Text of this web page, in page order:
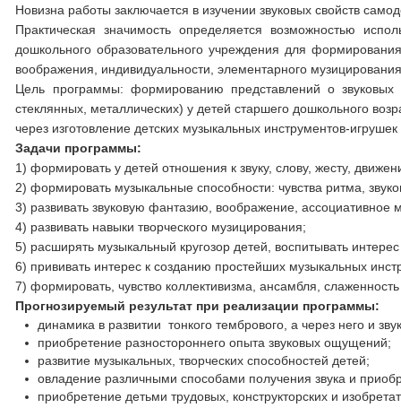
Новизна работы заключается в изучении звуковых свойств
Практическая значимость определяется возможностью
дошкольного образовательного учреждения для
воображения, индивидуальности, элементарного
Цель программы: формированию представлений о
стеклянных, металлических) у детей старшего дошкольного
через изготовление детских музыкальных инструментов-
Задачи программы:
1) формировать у детей отношения к звуку, слову, жесту,
2) формировать музыкальные способности: чувства ритма,
3) развивать звуковую фантазию, воображение,
4) развивать навыки творческого музицирования;
5) расширять музыкальный кругозор детей, воспитывать
6) прививать интерес к созданию простейших музыкальных
7) формировать, чувство коллективизма, ансамбля,
Прогнозируемый результат при реализации программы:
динамика в развитии тонкого тембрового, а через него и
приобретение разностороннего опыта звуковых ощущений;
развитие музыкальных, творческих способностей детей;
овладение различными способами получения звука и
приобретение детьми трудовых, конструкторских и